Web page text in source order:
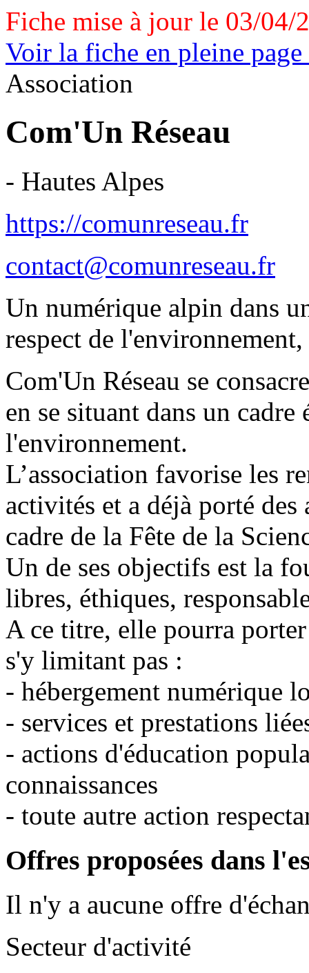
Fiche mise à jour le 03/04/
Voir la fiche en pleine page
Association
Com'Un Réseau
- Hautes Alpes
https://comunreseau.fr
contact@comunreseau.fr
Un numérique alpin dans
respect de
Com'Un Réseau se
en se situant dans un
l'environnement.
L’association favorise les
activités et a déjà porté
cadre de la Fête de la
Un de ses objectifs est la
libres, éthiques,
A ce titre, elle pourra
s'y limitant pas :
- hébergement numérique
- services et prestations
- actions d'éducation
connaissances
- toute autre action
Offres proposées dans
Il n'y a aucune offre
Secteur d'activité